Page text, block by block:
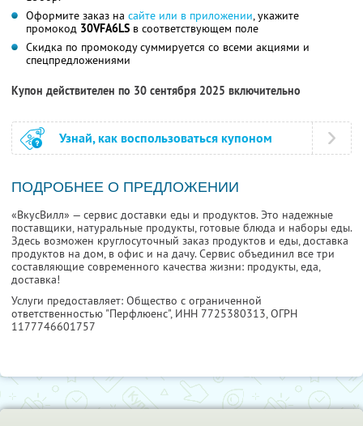
Оформите заказ на сайте или в приложении, укажите
промокод 30VFA6LS в соответствующем поле
Скидка по промокоду суммируется со всеми акциями и
спецпредложениями
Купон действителен по 30 сентября 2025 включительно
Узнай, как воспользоваться купоном
ПОДРОБНЕЕ О ПРЕДЛОЖЕНИИ
«ВкусВилл» — сервис доставки еды и продуктов. Это надежные
поставщики, натуральные продукты, готовые блюда и наборы еды.
Здесь возможен круглосуточный заказ продуктов и еды, доставка
продуктов на дом, в офис и на дачу. Сервис объединил все три
составляющие современного качества жизни: продукты, еда,
доставка!
Услуги предоставляет: Общество с ограниченной
ответственностью "Перфлюенс", ИНН 7725380313, ОГРН
1177746601757